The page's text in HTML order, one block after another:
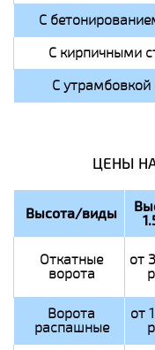
С
С кирпичными
С
ЦЕНЫ
Высота/виды
Откатные
ворота
от
Ворота
распашные
от